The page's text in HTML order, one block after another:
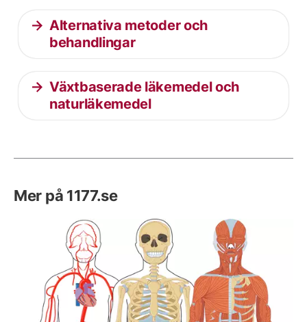
Alternativa metoder och
behandlingar
Växtbaserade läkemedel och
naturläkemedel
Mer på 1177.se